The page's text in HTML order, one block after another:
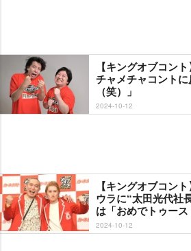
【キングオブコン
チャメチャコント
（笑）」
2024-10-12
【キングオブコン
ウラに“太田光代
は「おめでトゥース
2024-10-12